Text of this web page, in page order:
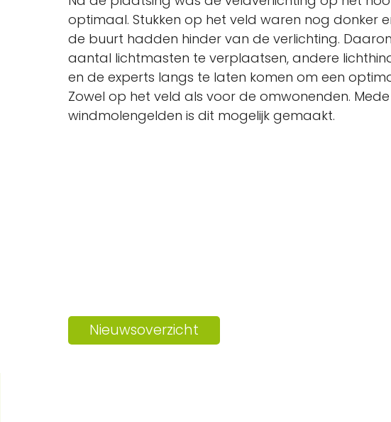
optimaal. Stukken op het veld waren nog donker
de buurt hadden hinder van de verlichting.
aantal lichtmasten te verplaatsen, andere
en de experts langs te laten komen om een
Zowel op het veld als voor de omwonenden.
windmolengelden is dit mogelijk gemaakt.
Nieuwsoverzicht